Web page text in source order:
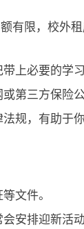
有限，校外
上必要的学
第三方保险公
规，有助于
文件。
安排迎新活